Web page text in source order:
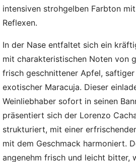
intensiven strohgelben Farbton
Reflexen.
In der Nase entfaltet sich ein
mit charakteristischen Noten von
frisch geschnittener Apfel, saftiger
exotischer Maracuja. Dieser
Weinliebhaber sofort in seinen
präsentiert sich der Lorenzo
strukturiert, mit einer
mit dem Geschmack harmoniert.
angenehm frisch und leicht bitter,